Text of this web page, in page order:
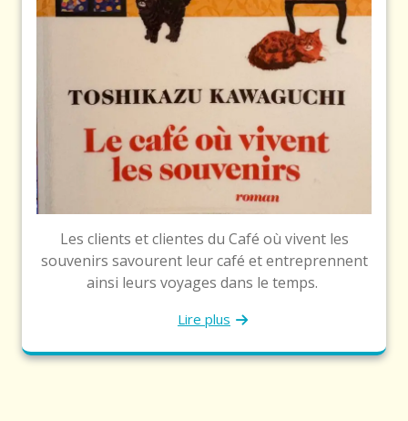
Les clients et clientes du Café où vivent les
souvenirs savourent leur café et entreprennent
ainsi leurs voyages dans le temps.
Lire plus